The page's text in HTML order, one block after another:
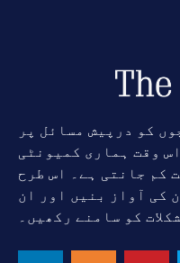
کو درپیش مسائل پر
وقت ہماری کمیونٹی
کم جانتی ہے۔ اس طرح
کی آواز بنیں اور ان
کو سامنے رکھیں۔